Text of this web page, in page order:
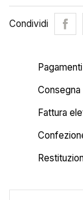
Condividi
Consegna
Fattura